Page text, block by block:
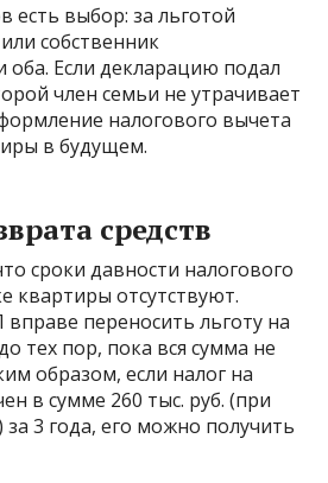
есть выбор: за льготой
собственник
оба. Если декларацию подал
член семьи не утрачивает
налогового вычета
в будущем.
средств
сроки давности налогового
квартиры отсутствуют.
переносить льготу на
тех пор, пока вся сумма не
образом, если налог на
в сумме 260 тыс. руб. (при
3 года, его можно получить